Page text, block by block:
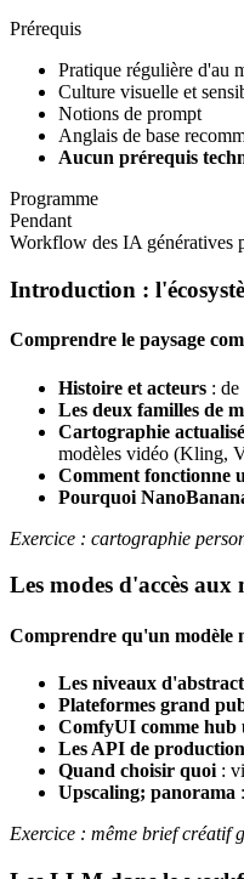
Prérequis
Pratique régulière d'au
Culture visuelle et
Notions de prompt
Anglais de base
Aucun prérequis
Programme
Pendant
Workflow des IA génératives
Introduction :
Comprendre le paysage
Histoire et acteurs :
Les deux familles de
Cartographie
modèles vidéo (Kling,
Comment fonctionne
Pourquoi
Exercice : cartographie
Les modes d'accès
Comprendre qu'un modèle
Les niveaux
Plateformes grand
ComfyUI comme hub
Les API de production
Quand choisir quoi :
Upscaling; panorama
Exercice : même brief créatif